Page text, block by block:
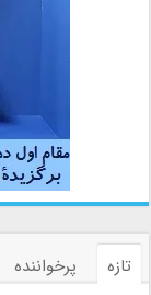
تازه پرخواننده